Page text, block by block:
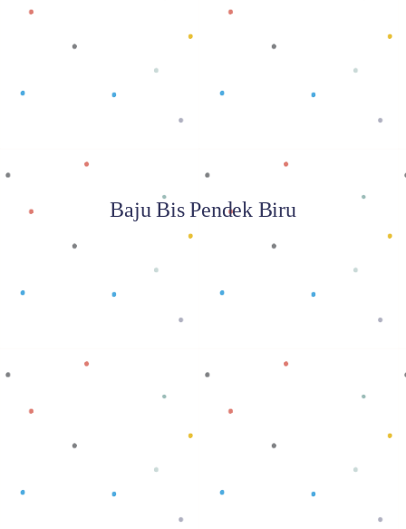
Baca selengkapnya
Baju Bis Pendek Biru
Baca selengkapnya